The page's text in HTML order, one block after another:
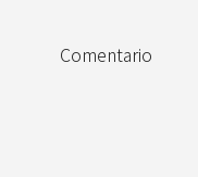
Comentario